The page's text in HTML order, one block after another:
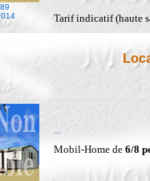
Tarif indicatif (haute
Mobil-Home de 6/8